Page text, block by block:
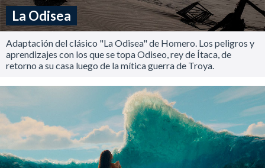
La Odisea
Adaptación del clásico "La Odisea" de Homero. Los peligros y
aprendizajes con los que se topa Odiseo, rey de Ítaca, de
retorno a su casa luego de la mítica guerra de Troya.